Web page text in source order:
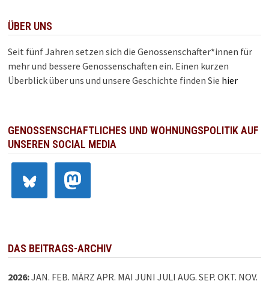
ÜBER UNS
Seit fünf Jahren setzen sich die Genossenschafter*innen für
mehr und bessere Genossenschaften ein. Einen kurzen
Überblick über uns und unsere Geschichte finden Sie hier
GENOSSENSCHAFTLICHES UND WOHNUNGSPOLITIK AUF
UNSEREN SOCIAL MEDIA
DAS BEITRAGS-ARCHIV
2026:JAN. FEB. MÄRZ APR. MAI JUNI JULI AUG. SEP. OKT. NOV.